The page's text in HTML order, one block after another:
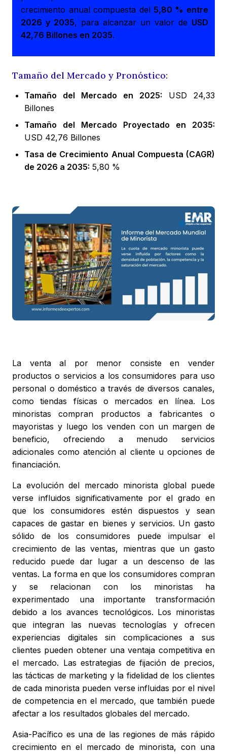
crecimiento anual compuesta del 5,80 % entre
2026 y 2035, para alcanzar un valor de USD
42,76 Billones en 2035.
Tamaño del Mercado y Pronóstico:
Tamaño del Mercado en 2025: USD 24,33
Billones
Tamaño del Mercado Proyectado en 2035:
USD 42,76 Billones
Tasa de Crecimiento Anual Compuesta (CAGR)
de 2026 a 2035: 5,80 %
La venta al por menor consiste en vender
productos o servicios a los consumidores para uso
personal o doméstico a través de diversos canales,
como tiendas físicas o mercados en línea. Los
minoristas compran productos a fabricantes o
mayoristas y luego los venden con un margen de
beneficio, ofreciendo a menudo servicios
adicionales como atención al cliente u opciones de
financiación.
La evolución del mercado minorista global puede
verse influidos significativamente por el grado en
que los consumidores estén dispuestos y sean
capaces de gastar en bienes y servicios. Un gasto
sólido de los consumidores puede impulsar el
crecimiento de las ventas, mientras que un gasto
reducido puede dar lugar a un descenso de las
ventas. La forma en que los consumidores compran
y se relacionan con los minoristas ha
experimentado una importante transformación
debido a los avances tecnológicos. Los minoristas
que integran las nuevas tecnologías y ofrecen
experiencias digitales sin complicaciones a sus
clientes pueden obtener una ventaja competitiva en
el mercado. Las estrategias de fijación de precios,
las tácticas de marketing y la fidelidad de los clientes
de cada minorista pueden verse influidas por el nivel
de competencia en el mercado, que también puede
afectar a los resultados globales del mercado.
Asia-Pacífico es una de las regiones de más rápido
crecimiento en el mercado de minorista, con una